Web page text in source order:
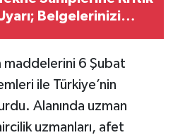
Belgelerinizi
maddelerini 6 Şubat
ile Türkiye’nin
Alanında uzman
uzmanları, afet